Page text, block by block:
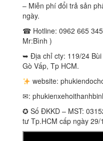
– Miễn phí đổi trả sản
ngày.
☎ Hotline: 0962 665
Mr:Bình )
➥ Địa chỉ cty: 119/24
Gò Vấp, Tp HCM.
website:
✉:
✪ Số ĐKKD – MST:
tư Tp.HCM cấp ngày 29/